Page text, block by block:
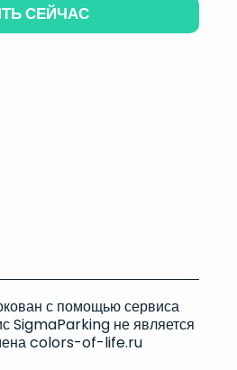
СЕЙЧАС
с помощью сервиса
SigmaParking не является
colors-of-life.ru